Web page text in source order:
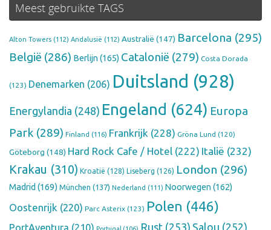
Meest gebruikte TAGS
Alton Towers (112) Andalusië (112) Australië (147) Barcelona (295)
België (286) Berlijn(165) Catalonië (279) Costa Dorada
(123) Denemarken (206) Duitsland (928)
Energylandia (248) Engeland (624) Europa
Park (289) Finland (116) Frankrijk (228) Gröna Lund (120)
Göteborg (148) Hard Rock Cafe / Hotel (222) Italië (232)
Krakau (310) Kroatië (128) Liseberg (126) London (296)
Madrid (169) München (137) Nederland (111) Noorwegen (162)
Oostenrijk (220) Parc Asterix (123) Polen (446)
PortAventura (210) Rust (253) Salou (252)